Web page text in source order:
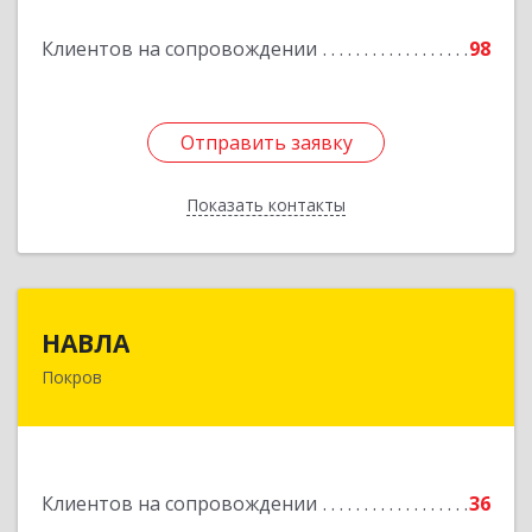
Клиентов на сопровождении 98
Отправить заявку
Показать контакты
Отправить заявку
Назад
НАВЛА
Покров
Клиентов на сопровождении
36
601120, Владимирская обл, Петушинский р-н,